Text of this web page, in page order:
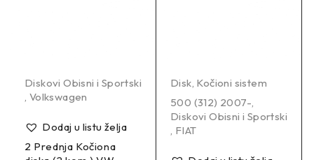
Diskovi Obisni i Sportski
Volkswagen
Dodaj u listu želja
2 Prednja Kočiona
Disk Kočioni sistem
500 (312) 2007-
Diskovi Obisni i Sportski
FIAT